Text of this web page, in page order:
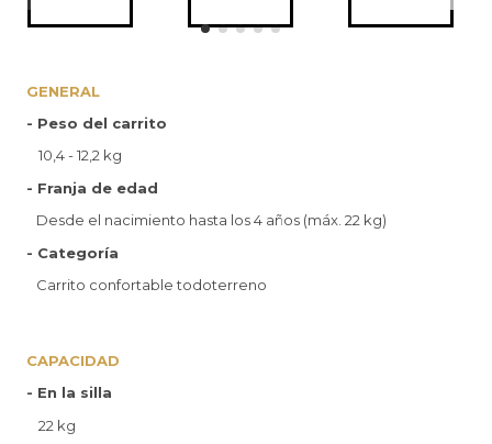
GENERAL
- Peso del carrito
10,4 - 12,2 kg
- Franja de edad
Desde el nacimiento hasta los 4 años (máx. 22 kg)
- Categoría
Carrito confortable todoterreno
CAPACIDAD
- En la silla
22 kg